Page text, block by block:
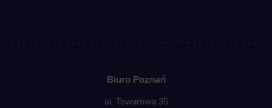
Biuro Poznań
ul. Towarowa 35